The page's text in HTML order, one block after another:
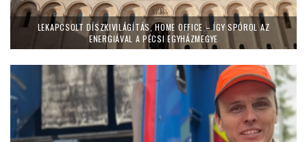
LEKAPCSOLT DÍSZKIVILÁGÍTÁS, HOME OFFICE – ÍGY SPÓROL AZ
ENERGIÁVAL A PÉCSI EGYHÁZMEGYE